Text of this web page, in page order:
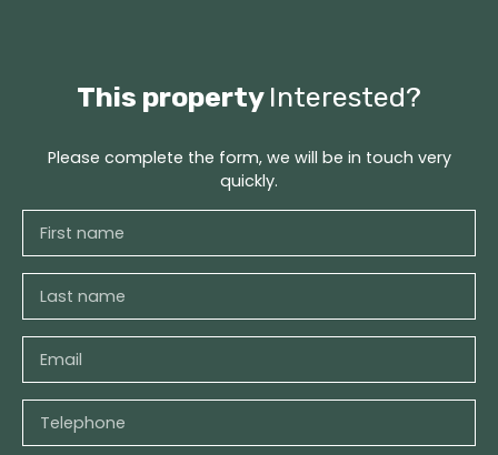
This property Interested?
Please complete the form, we will be in touch very
quickly.
First name
Last name
Email
Telephone